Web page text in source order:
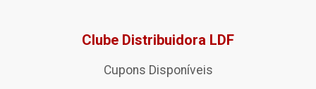
Clube Distribuidora LDF
Cupons Disponíveis